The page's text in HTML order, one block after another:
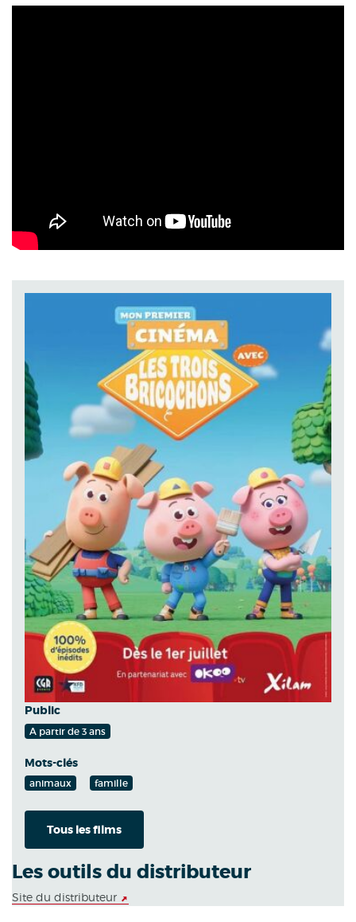
Public
A partir de 3 ans
Mots-clés
animaux famille
Tous les films
Les outils du distributeur
Site du distributeur